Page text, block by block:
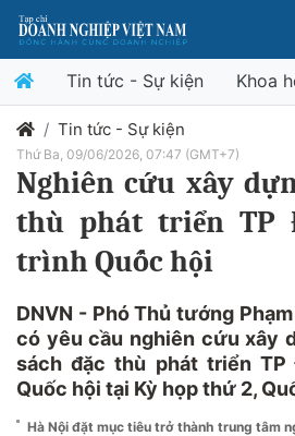
Tin tức - Sự kiện Khoa
Tin tức - Sự kiện
Thứ Ba, 09/06/2026, 07:47 (GMT+7)
Nghiên cứu xây
thù phát triển TP
trình Quốc hội
DNVN - Phó Thủ tướng
có yêu cầu nghiên cứu xây
sách đặc thù phát triển
Quốc hội tại Kỳ họp thứ 2,
Hà Nội đặt mục tiêu trở thành trung tâm